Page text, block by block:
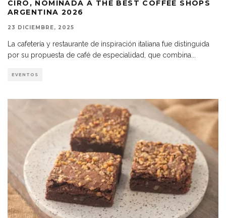
CIRO, NOMINADA A THE BEST COFFEE SHOPS
ARGENTINA 2026
23 DICIEMBRE, 2025
La cafetería y restaurante de inspiración italiana fue distinguida
por su propuesta de café de especialidad, que combina
EVENTOS